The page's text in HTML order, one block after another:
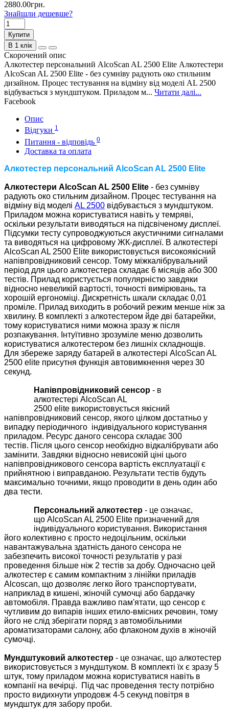
2880.00грн.
Знайшли дешевше?
Купити
В 1 клік
Скорочений опис
Алкотестер персональний AlcoScan AL 2500 Elite Алкотестери
AlcoScan AL 2500 Elite - без сумніву радують око стильним
дизайном. Процес тестування на відміну від моделі AL 2500
відбувається з мундштуком. Приладом м... Читати далі...
Facebook
Опис
Відгуки 1
Питання - відповідь 0
Доставка та оплата
Алкотестер персональний AlcoScan AL 2500 Elite
Алкотестери AlcoScan AL 2500 Elite - без сумніву
радують око стильним дизайном. Процес тестування на
відміну від моделі AL 2500 відбувається з мундштуком.
Приладом можна користуватися навіть у темряві,
оскільки результати виводяться на підсвіченому дисплеї.
Підсумки тесту супроводжуються акустичними сигналами
та виводяться на цифровому ЖК-дисплеї. В алкотестері
AlcoScan AL 2500 Elite використовується високоякісний
напівпровідниковий сенсор. Тому міжкалібрувальний
період для цього алкотестера складає 6 місяців або 300
тестів. Прилад користується популярністю завдяки
відносно невеликій вартості, точності вимірювань, та
хорошій ергономіці. Дискретність шкали складає 0,01
проміле. Прилад виходить в робочий режим менше ніж за
хвилину. В комплекті з алкотестером йде дві батарейки,
тому користуватися ними можна зразу ж після
розпакування. Інтуїтивно зрозуміле меню дозволить
користуватися алкотестером без лишніх складнощів.
Для збереже заряду батарей в алкотестері AlcoScan AL
2500 elite присутня функція автовимкнення через 30
секунд.
Напівпровідниковий сенсор - в
алкотестері AlcoScan AL
2500 elite використовується якісний
напівпровідниковий сенсор, якого цілком достатньо у
випадку періодичного індивідуального користування
приладом. Ресурс даного сенсора складає 300
тестів. Після цього сенсор необхідно відкалібрувати або
замінити. Завдяки відносно невисокій ціні цього
напівпровідникового сенсора вартість експлуатації є
прийнятною і виправданою. Результати тестів будуть
максимально точними, якщо проводити в день один або
два тести.
Персональний алкотестер - це означає,
що AlcoScan AL 2500 Elite призначений для
індивідуального користування. Використання
його колективно є просто недоцільним, оскільки
навантажувальна здатність даного сенсора не
забезпечить високої точності результатів у разі
проведення більше ніж 2 тестів за добу. Одночасно цей
алкотестер є самим компактним з лінійки приладів
Alcoscan, що дозволяє легко його транспортувати,
наприклад в кишені, жіночій сумочці або бардачку
автомобіля. Правда важливо пам'ятати, що сенсор є
чутливим до випарів інших етило-вмісних речовин, тому
його не слід зберігати поряд з автомобільними
ароматизаторами салону, або флаконом духів в жіночій
сумочці.
Мундштуковий алкотестер - це означає, що алкотестер
використовується з мундштуком. В комплекті їх є зразу 5
штук, тому приладом можна користуватися навіть в
компанії на вечірці.
Під час проведення тесту потрібно
просто видихнути упродовж 4-5 секунд повітря в
мундштук для забору проби.